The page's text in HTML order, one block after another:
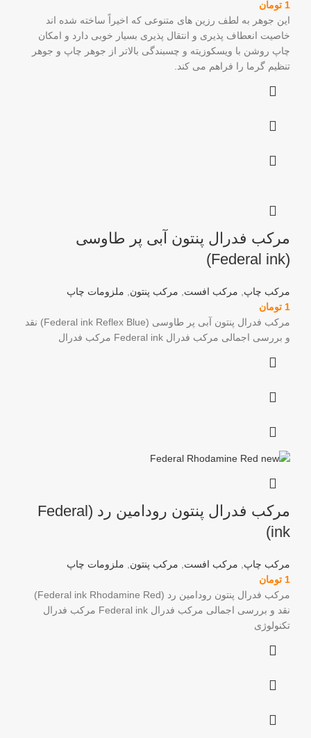
1 تومان
این جوهر به لطف رزین های متنوعی که اخیراً ساخته شده اند
خاصیت انعطاف پذیری و انتقال پذیری بسیار خوبی دارد و امکان
چاپ روشن با ویسکوزیته و چسبندگی بالاتر از جوهر چاپ و جوهر
تنظیم گرما را فراهم می کند.
مرکب فدرال پنتون آبی پر طاوسی
(Federal ink)
مرکب چاپ, مرکب افست, مرکب پنتون, ملزومات چاپ
1 تومان
مرکب فدرال پنتون آبی پر طاوسی (Federal ink Reflex Blue) نقد
و بررسی اجمالی مرکب فدرال Federal ink مرکب فدرال
مرکب فدرال پنتون رودامین رد (Federal
ink)
مرکب چاپ مرکب افست مرکب پنتون
ملزومات چاپ
1 تومان
مرکب فدرال پنتون رودامین رد (Federal ink Rhodamine Red)
نقد و بررسی اجمالی مرکب فدرال Federal ink مرکب فدرال
تکنولوژی